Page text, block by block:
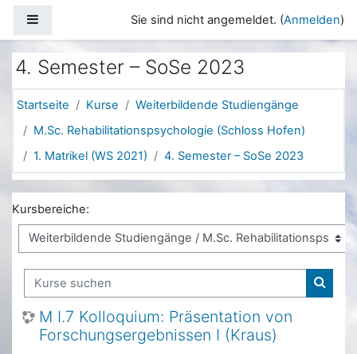
Website-ÜbersichtSie sind nicht angemeldet. (Anmelden)
4. Semester – SoSe 2023
Startseite Kurse
Weiterbildende Studiengänge
M.Sc. Rehabilitationspsychologie (Schloss Hofen)
1. Matrikel (WS 2021)
4. Semester – SoSe 2023
Kursbereiche:
Kurse suchen
Kurse
M I.7 Kolloquium: Präsentation von
Forschungsergebnissen I (Kraus)